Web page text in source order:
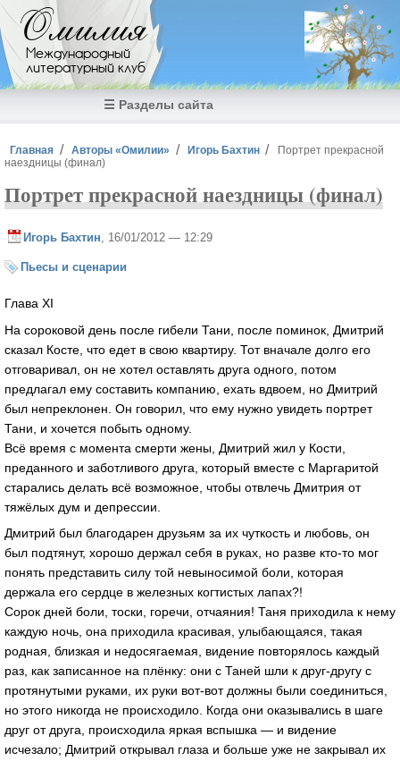
Перейти к основному содержанию
Омилия
Международный
литературный клуб
☰ Разделы сайта
Вы здесь
Главная Авторы «Омилии» Игорь Бахтин
Портрет прекрасной
наездницы (финал)
Портрет прекрасной наездницы (финал)
Игорь Бахтин , 16/01/2012 — 12:29
Пьесы и сценарии
Глава XI
На сороковой день после гибели Тани, после поминок, Дмитрий
сказал Косте, что едет в свою квартиру. Тот вначале долго его
отговаривал, он не хотел оставлять друга одного, потом
предлагал ему составить компанию, ехать вдвоем, но Дмитрий
был непреклонен. Он говорил, что ему нужно увидеть портрет
Тани, и хочется побыть одному.
Всё время с момента смерти жены, Дмитрий жил у Кости,
преданного и заботливого друга, который вместе с Маргаритой
старались делать всё возможное, чтобы отвлечь Дмитрия от
тяжёлых дум и депрессии.
Дмитрий был благодарен друзьям за их чуткость и любовь, он
был подтянут, хорошо держал себя в руках, но разве кто-то мог
понять представить силу той невыносимой боли, которая
держала его сердце в железных когтистых лапах?!
Сорок дней боли, тоски, горечи, отчаяния! Таня приходила к нему
каждую ночь, она приходила красивая, улыбающаяся, такая
родная, близкая и недосягаемая, видение повторялось каждый
раз, как записанное на плёнку: они с Таней шли к друг-другу с
протянутыми руками, их руки вот-вот должны были соединиться,
но этого никогда не происходило. Когда они оказывались в шаге
друг от друга, происходила яркая вспышка — и видение
исчезало; Дмитрий открывал глаза и больше уже не закрывал их